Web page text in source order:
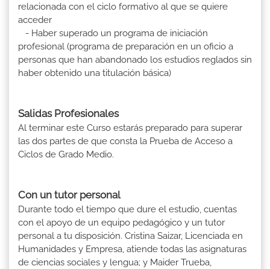
relacionada con el ciclo formativo al que se quiere
acceder
- Haber superado un programa de iniciación
profesional (programa de preparación en un oficio a
personas que han abandonado los estudios reglados sin
haber obtenido una titulación básica)
Salidas Profesionales
Al terminar este Curso estarás preparado para superar
las dos partes de que consta la Prueba de Acceso a
Ciclos de Grado Medio.
Con un tutor personal
Durante todo el tiempo que dure el estudio, cuentas
con el apoyo de un equipo pedagógico y un tutor
personal a tu disposición. Cristina Saizar, Licenciada en
Humanidades y Empresa, atiende todas las asignaturas
de ciencias sociales y lengua; y Maider Trueba,